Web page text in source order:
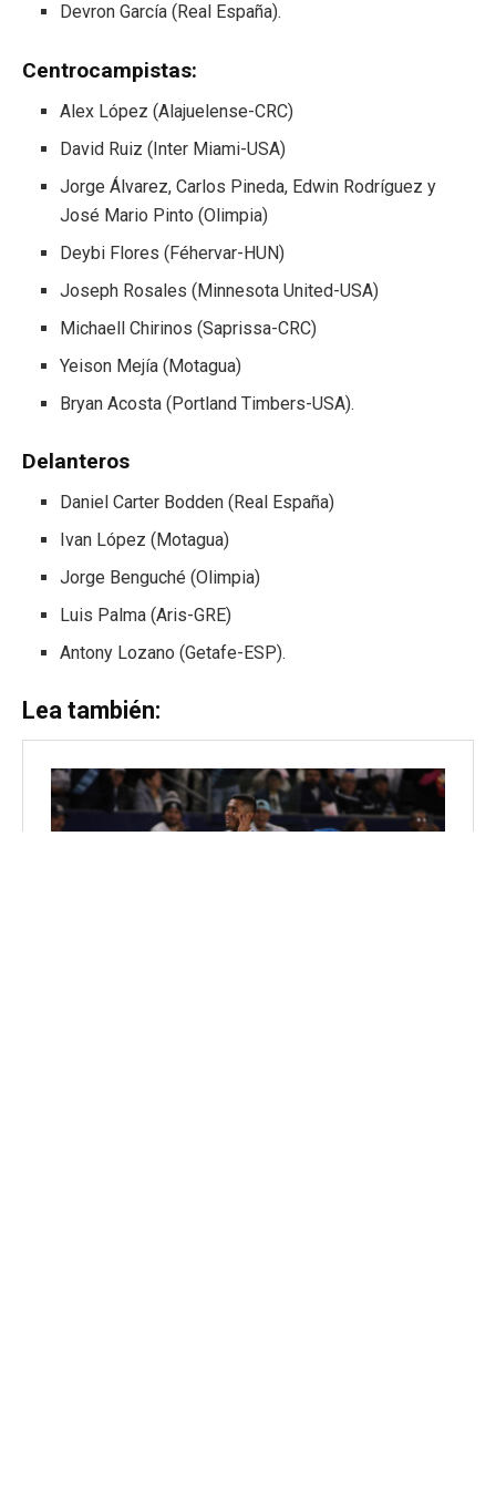
Devron García (Real España).
Centrocampistas:
Alex López (Alajuelense-CRC)
David Ruiz (Inter Miami-USA)
Jorge Álvarez, Carlos Pineda, Edwin Rodríguez y
José Mario Pinto (Olimpia)
Deybi Flores (Féhervar-HUN)
Joseph Rosales (Minnesota United-USA)
Michaell Chirinos (Saprissa-CRC)
Yeison Mejía (Motagua)
Bryan Acosta (Portland Timbers-USA).
Delanteros
Daniel Carter Bodden (Real España)
Ivan López (Motagua)
Jorge Benguché (Olimpia)
Luis Palma (Aris-GRE)
Antony Lozano (Getafe-ESP).
Lea también: